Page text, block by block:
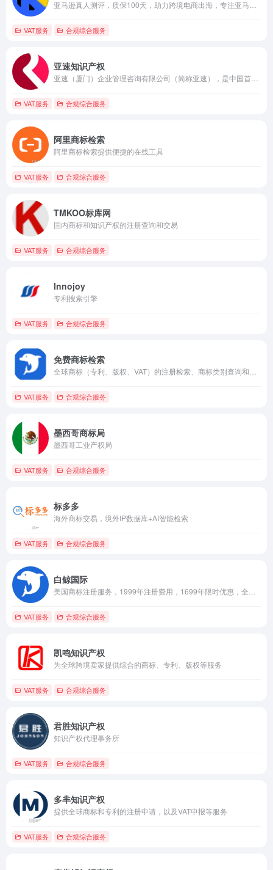
VAT服务 合规综合服务
亚速知识产权
VAT服务 合规综合服务
阿里商标检索
阿里商标检索提供便捷的在线工具
VAT服务 合规综合服务
TMKOO标库网
国内商标和知识产权的注册查询和交易
VAT服务 合规综合服务
Innojoy
专利搜索引擎
VAT服务 合规综合服务
免费商标检索
VAT服务 合规综合服务
墨西哥商标局
墨西哥工业产权局
VAT服务 合规综合服务
标多多
海外商标交易，境外IP数据库+AI智能检索
VAT服务 合规综合服务
白鲸国际
VAT服务 合规综合服务
凯鸣知识产权
为全球跨境卖家提供综合的商标、专利、版权等服务
VAT服务 合规综合服务
君胜知识产权
知识产权代理事务所
VAT服务 合规综合服务
多芈知识产权
提供全球商标和专利的注册申请，以及VAT申报等服务
VAT服务 合规综合服务